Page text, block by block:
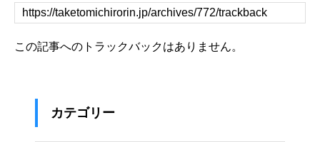
この記事へのトラックバックはありません。
カテゴリー